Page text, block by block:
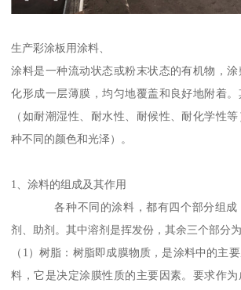
生产彩涂板用涂料、
涂料是一种流动状态或粉末状态的有机物，
化形成一层薄膜，均匀地覆盖和良好地附着
（如耐潮湿性、耐水性、耐候性、耐化学性
种不同的颜色和光泽）。
1、涂料的组成及其作用
各种不同的涂料，都有四个部分组成
剂、助剂。其中溶剂是挥发份，其余三个部分为
（1）树脂：树脂即成膜物质，是涂料中的主
料，它是决定涂膜性质的主要因素。要求作